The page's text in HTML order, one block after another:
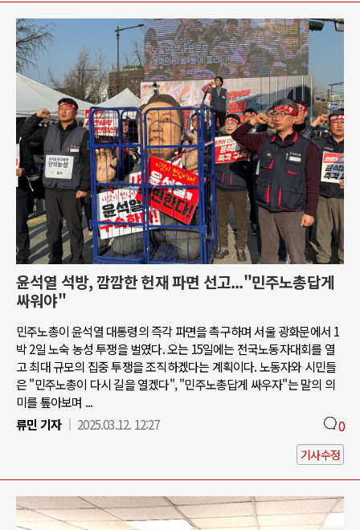
윤석열 석방, 깜깜한 헌재 파면 선고..."민주노총답게
싸워야"
민주노총이 윤석열 대통령의 즉각 파면을 촉구하며 서울 광화문에서 1
박 2일 노숙 농성 투쟁을 벌였다. 오는 15일에는 전국노동자대회를 열
고 최대 규모의 집중 투쟁을 조직하겠다는 계획이다. 노동자와 시민들
은 "민주노총이 다시 길을 열겠다", "민주노총답게 싸우자"는 말의 의
미를 톺아보며 ...
류민 기자
2025.03.12. 12:27 0
기사수정